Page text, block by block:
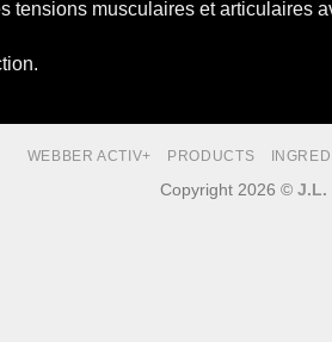
tensions musculaires et articulaires
WEBBER ACTIV+ PRODUCTS
Copyright 2026 © J.L.